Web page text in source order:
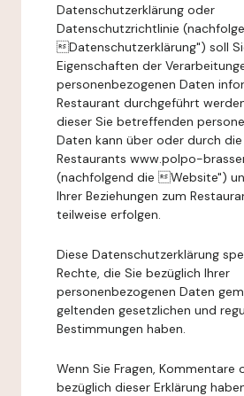
Datenschutzerklärung oder
Datenschutzrichtlinie
Datenschutzerklärung") soll
Eigenschaften der
personenbezogenen Daten
Restaurant durchgeführt
dieser Sie betreffenden
Daten kann über oder durch
Restaurants www.polpo-
(nachfolgend die Website")
Ihrer Beziehungen zum
teilweise erfolgen.
Diese Datenschutzerklärung
Rechte, die Sie bezüglich Ihrer
personenbezogenen Daten
geltenden gesetzlichen und
Bestimmungen haben.
Wenn Sie Fragen, Kommentare
bezüglich dieser Erklärung